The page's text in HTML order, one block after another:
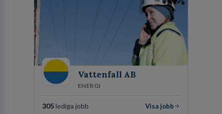
Vattenfall AB
ENERGI
305lediga jobb
Visa jobb